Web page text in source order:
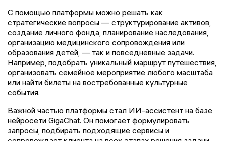
С помощью платформы можно решать как
стратегические вопросы — структурирование активов,
создание личного фонда, планирование наследования,
организацию медицинского сопровождения или
образования детей, — так и повседневные задачи.
Например, подобрать уникальный маршрут путешествия,
организовать семейное мероприятие любого масштаба
или найти билеты на востребованные культурные
события.
Важной частью платформы стал ИИ-ассистент на базе
нейросети GigaChat. Он помогает формулировать
запросы, подбирать подходящие сервисы и